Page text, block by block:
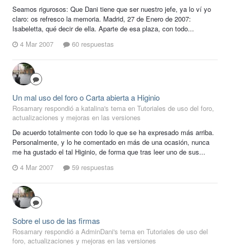
Seamos rigurosos: Que Dani tiene que ser nuestro jefe, ya lo ví yo
claro: os refresco la memoria. Madrid, 27 de Enero de 2007:
Isabeletta, qué decir de ella. Aparte de esa plaza, con todo...
4 Mar 2007
60 respuestas
Un mal uso del foro o Carta abierta a Higinio
Rosamary respondió a katalina's tema en Tutoriales de uso del foro,
actualizaciones y mejoras en las versiones
De acuerdo totalmente con todo lo que se ha expresado más arriba.
Personalmente, y lo he comentado en más de una ocasión, nunca
me ha gustado el tal Higinio, de forma que tras leer uno de sus...
4 Mar 2007
59 respuestas
Sobre el uso de las firmas
Rosamary respondió a AdminDani's tema en Tutoriales de uso del
foro, actualizaciones y mejoras en las versiones